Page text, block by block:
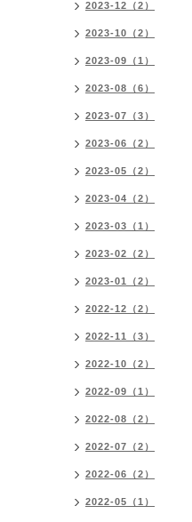
2023-12（2）
2023-10（2）
2023-09（1）
2023-08（6）
2023-07（3）
2023-06（2）
2023-05（2）
2023-04（2）
2023-03（1）
2023-02（2）
2023-01（2）
2022-12（2）
2022-11（3）
2022-10（2）
2022-09（1）
2022-08（2）
2022-07（2）
2022-06（2）
2022-05（1）